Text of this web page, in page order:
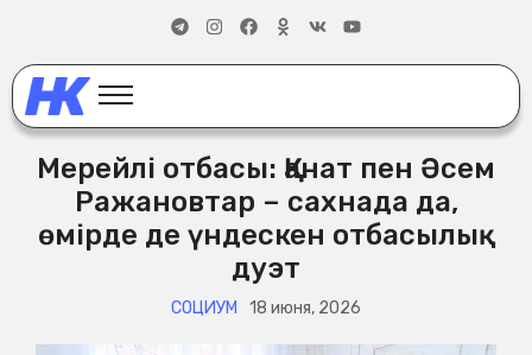
Мерейлі отбасы: Қанат пен Әсем
Ражановтар – сахнада да,
өмірде де үндескен отбасылық
дуэт
СОЦИУМ 18 июня, 2026